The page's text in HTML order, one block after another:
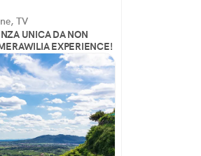
TV
UNICA DA NON
EXPERIENCE!